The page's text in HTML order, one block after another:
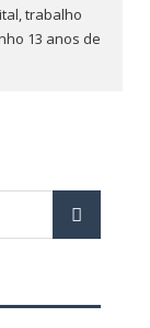
trabalho
13 anos de